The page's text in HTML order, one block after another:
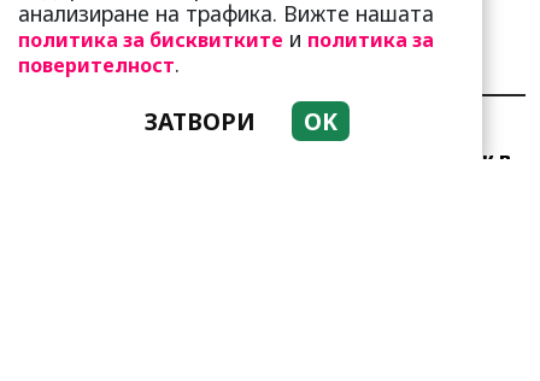
НАЙ-ЧЕТЕНИ НАЙ-КОМЕНТИРАНИ
Много скоро! Тези три
зодии ще получат „нож в
анализиране на трафика. Вижте нашата
политика за бисквитките и политика за
поверителност.
ЗАТВОРИ OK